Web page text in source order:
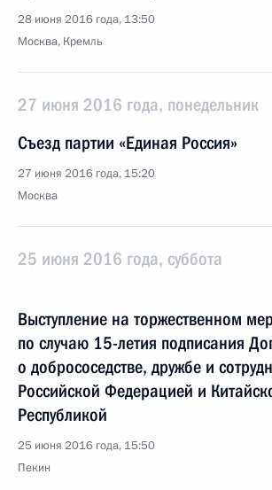
28 июня 2016 года, 13:50
Москва, Кремль
27 июня 2016 года, понедельник
Съезд партии «Единая Россия»
27 июня 2016 года, 15:20
Москва
25 июня 2016 года, суббота
Выступление на торжественном
по случаю 15-летия подписания
о добрососедстве, дружбе и
Российской Федерацией и
Республикой
25 июня 2016 года, 15:50
Пекин